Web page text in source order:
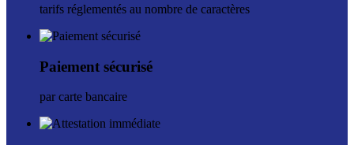
tarifs réglementés au nombre de caractères
Paiement sécurisé
par carte bancaire